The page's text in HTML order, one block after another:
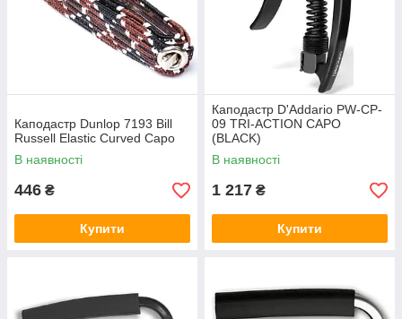
Каподастр Dunlop 7193 Bill
Russell Elastic Curved Capo
В наявності
446 ₴
Купити
Каподастр D'Addario PW-CP-
09 TRI-ACTION CAPO
(BLACK)
В наявності
1 217 ₴
Купити